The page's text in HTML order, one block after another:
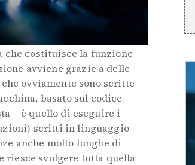
che costituisce la funzione
avviene grazie a delle
ovviamente sono scritte
basato sul codice
– è quello di eseguire i
scritti in linguaggio
anche molto lunghe di
svolgere tutta quella